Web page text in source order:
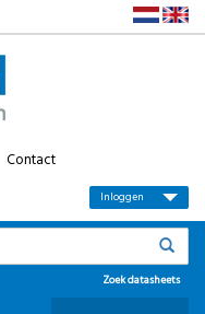
Contact
Inloggen
Zoek datasheets